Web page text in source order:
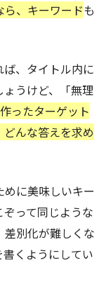
、キーワードも
、タイトル内に
うけど、「無理
ったターゲット
んな答えを求め
に美味しいキー
って同じような
別化が難しくな
くようにしてい